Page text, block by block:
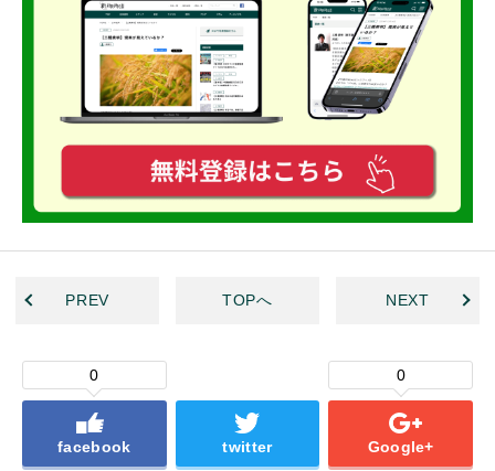
PREV TOPへ NEXT
0
facebook twitter
0
Google+